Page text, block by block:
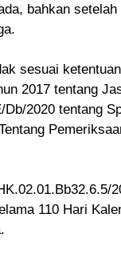
bahkan
sesuai
2017 tentang
2020 tentang
110 Hari